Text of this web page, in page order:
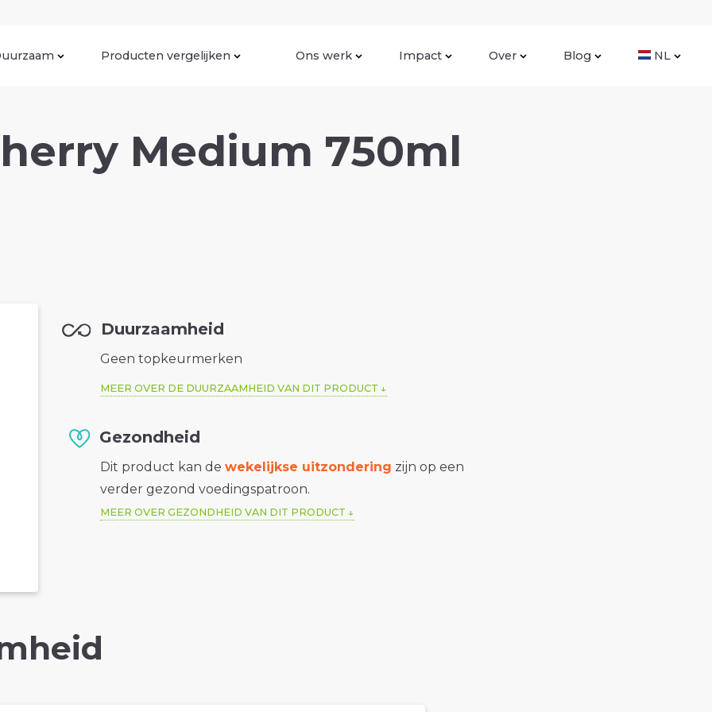
Producten vergelijken Ons werk Impact Over Blog NL
Medium 750ml
Duurzaamheid
Geen topkeurmerken
MEER OVER DE DUURZAAMHEID VAN DIT PRODUCT
Gezondheid
Dit product kan dewekelijkse uitzondering zijn op een
verder gezond voedingspatroon.
MEER OVER GEZONDHEID VAN DIT PRODUCT